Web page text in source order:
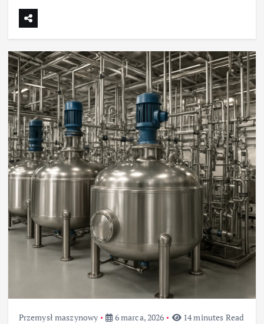
Przemysł maszynowy 6 marca, 2026 14 minutes Read